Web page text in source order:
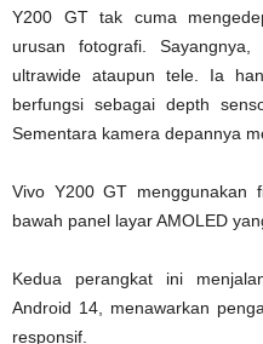
Y200 GT tak cuma
urusan fotografi.
ultrawide ataupun tele. Ia
berfungsi sebagai depth
Sementara kamera depannya
Vivo Y200 GT menggunakan
bawah panel layar AMOLED
Kedua perangkat ini
Android 14, menawarkan
responsif.